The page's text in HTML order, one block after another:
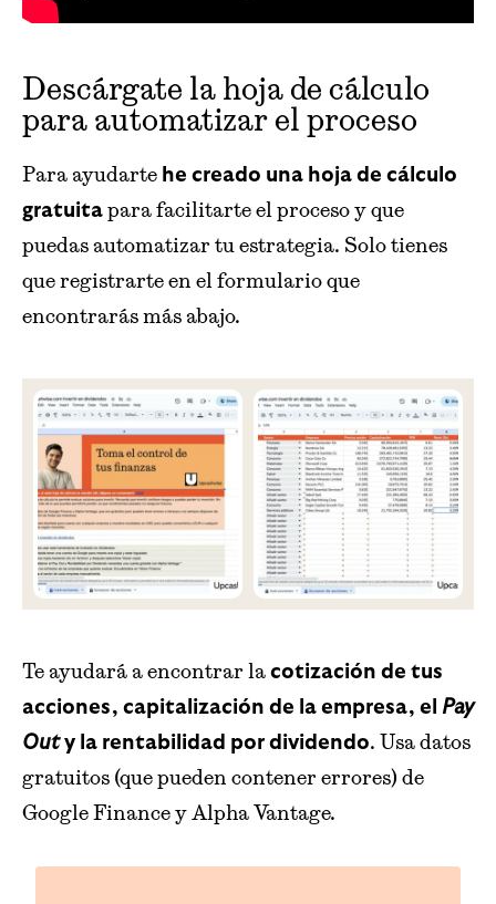
Descárgate la hoja de cálculo
para automatizar el proceso
Para ayudarte he creado una hoja de cálculo
gratuita para facilitarte el proceso y que
puedas automatizar tu estrategia. Solo tienes
que registrarte en el formulario que
encontrarás más abajo.
Te ayudará a encontrar la cotización de tus
acciones, capitalización de la empresa, el Pay
Outy la rentabilidad por dividendo. Usa datos
gratuitos (que pueden contener errores) de
Google Finance y Alpha Vantage.